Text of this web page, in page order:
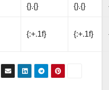
{}.{} {}.{}
{:+.1f} {:+.1f}